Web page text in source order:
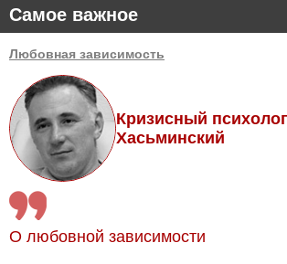
Самое важное
Любовная зависимость
Кризисный
Хасьминский
О любовной зависимости